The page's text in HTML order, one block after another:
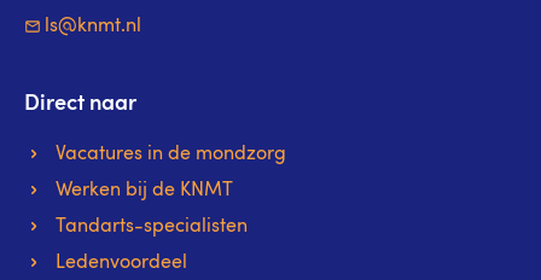
ls@knmt.nl
Direct naar
Vacatures in de mondzorg
Werken bij de KNMT
Tandarts-specialisten
Ledenvoordeel